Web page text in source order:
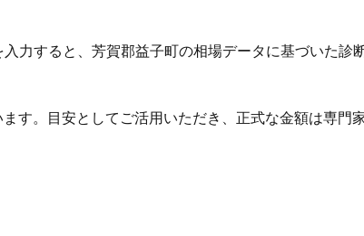
力すると、芳賀郡益子町の相場データに基づいた診
す。目安としてご活用いただき、正式な金額は専門